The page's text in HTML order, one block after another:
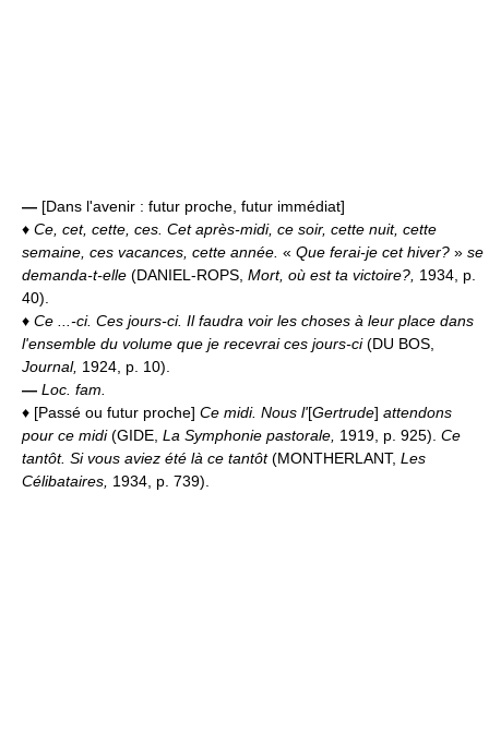
— [Dans l'avenir : futur proche, futur immédiat]
♦ Ce, cet, cette, ces. Cet après-midi, ce soir, cette nuit, cette
semaine, ces vacances, cette année. « Que ferai-je cet hiver? » se
demanda-t-elle (DANIEL-ROPS, Mort, où est ta victoire?, 1934, p.
40).
♦ Ce ...-ci. Ces jours-ci. Il faudra voir les choses à leur place dans
l'ensemble du volume que je recevrai ces jours-ci(DU BOS,
Journal, 1924, p. 10).
— Loc. fam.
♦ [Passé ou futur proche] Ce midi. Nous l'[Gertrude] attendons
pour ce midi(GIDE, La Symphonie pastorale, 1919, p. 925). Ce
tantôt. Si vous aviez été là ce tantôt(MONTHERLANT, Les
Célibataires, 1934, p. 739).